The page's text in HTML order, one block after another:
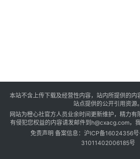
本站不含上传下载及经营性内容，站内所提供的内
站点提供的公开引用资源。
网站为橙心社官方人员业余时间更新维护，精力
有侵犯您权益的内容请发邮件到h@cxacg.com，
免责声明 备案信息： 沪ICP备16024356号
31011402006185号